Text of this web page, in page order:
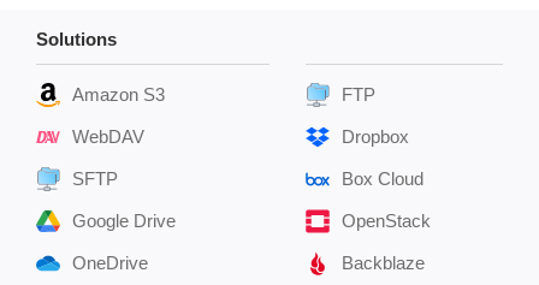
Solutions
Amazon S3
WebDAV
SFTP
Google Drive
OneDrive
FTP
Dropbox
Box Cloud
OpenStack
Backblaze